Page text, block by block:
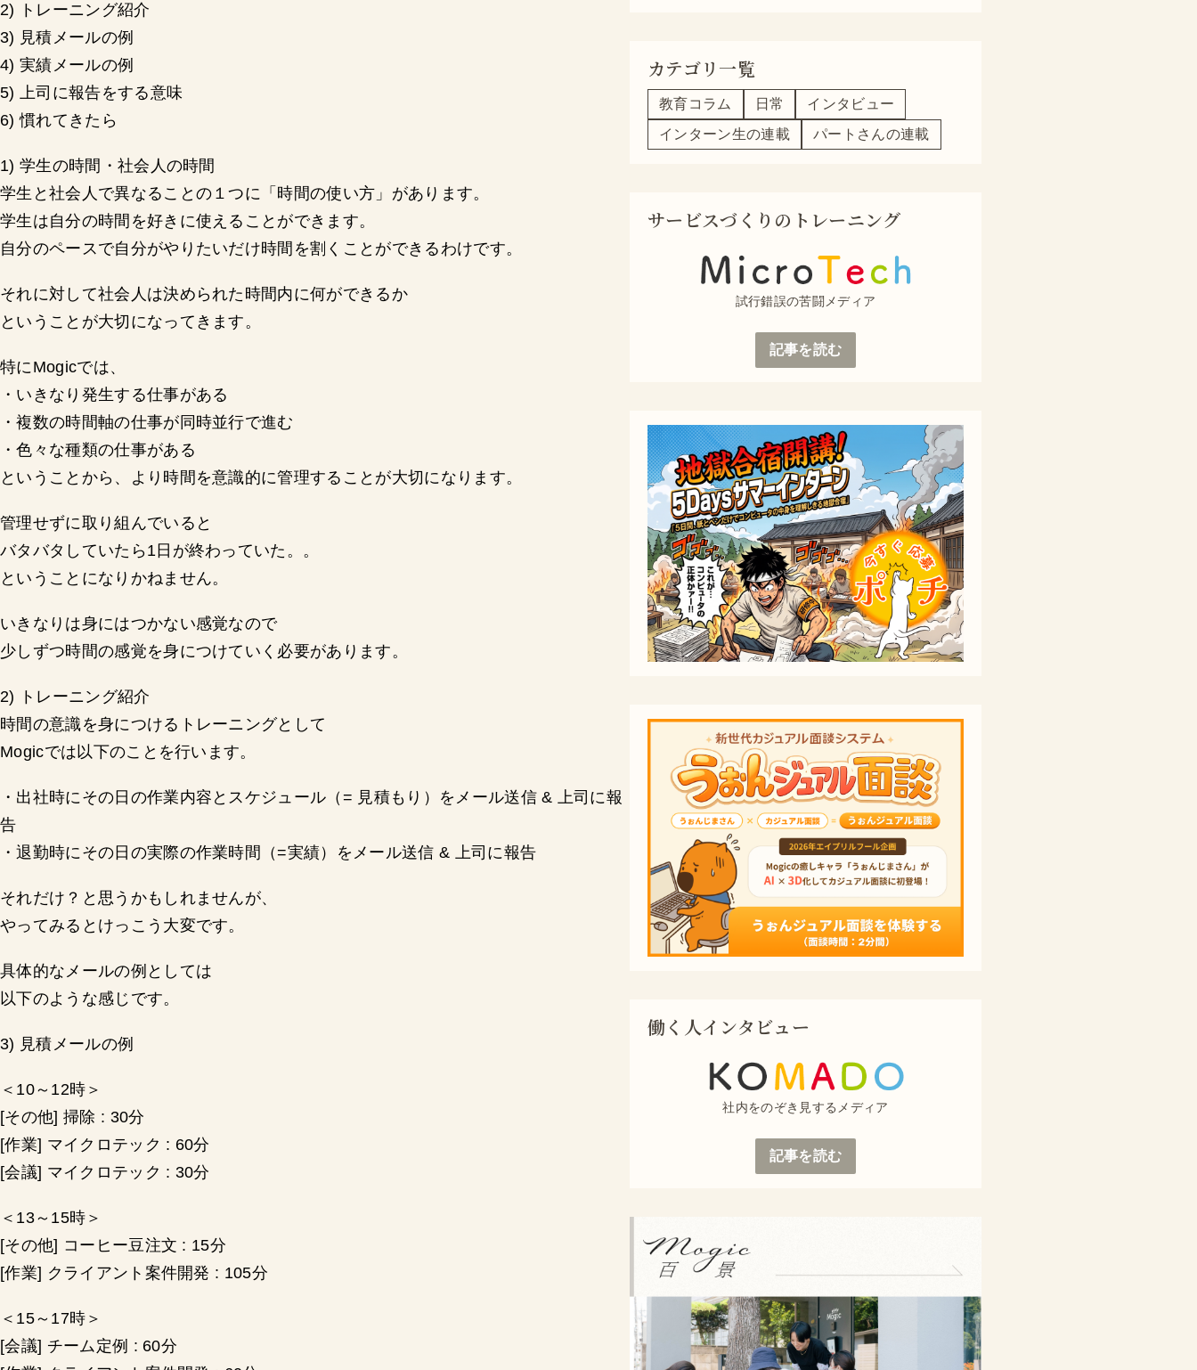
2) トレーニング紹介
3) 見積メールの例
4) 実績メールの例
5) 上司に報告をする意味
6) 慣れてきたら
1) 学生の時間・社会人の時間
学生と社会人で異なることの１つに「時間の使い方」があります。
学生は自分の時間を好きに使えることができます。
自分のペースで自分がやりたいだけ時間を割くことができるわけです。
それに対して社会人は決められた時間内に何ができるか
ということが大切になってきます。
特にMogicでは、
・いきなり発生する仕事がある
・複数の時間軸の仕事が同時並行で進む
・色々な種類の仕事がある
ということから、より時間を意識的に管理することが大切になります。
管理せずに取り組んでいると
バタバタしていたら1日が終わっていた。。
ということになりかねません。
いきなりは身にはつかない感覚なので
少しずつ時間の感覚を身につけていく必要があります。
2) トレーニング紹介
時間の意識を身につけるトレーニングとして
Mogicでは以下のことを行います。
・出社時にその日の作業内容とスケジュール（= 見積もり）をメール送信 & 上司に報
告
・退勤時にその日の実際の作業時間（=実績）をメール送信 & 上司に報告
それだけ？と思うかもしれませんが、
やってみるとけっこう大変です。
具体的なメールの例としては
以下のような感じです。
3) 見積メールの例
＜10～12時＞
[その他] 掃除 : 30分
[作業] マイクロテック : 60分
[会議] マイクロテック : 30分
＜13～15時＞
[その他] コーヒー豆注文 : 15分
[作業] クライアント案件開発 : 105分
＜15～17時＞
[会議] チーム定例 : 60分
カテゴリ一覧
教育コラム 日常
インタビュー
インターン生の連載
パートさんの連載
サービスづくりのトレーニング
試行錯誤の苦闘メディア
記事を読む
働く人インタビュー
社内をのぞき見するメディア
記事を読む